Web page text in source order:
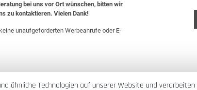
bei uns vor Ort wünschen, bitten wir
zu kontaktieren. Vielen Dank!
unaufgeforderten Werbeanrufe oder E-
ähnliche Technologien auf unserer Website und